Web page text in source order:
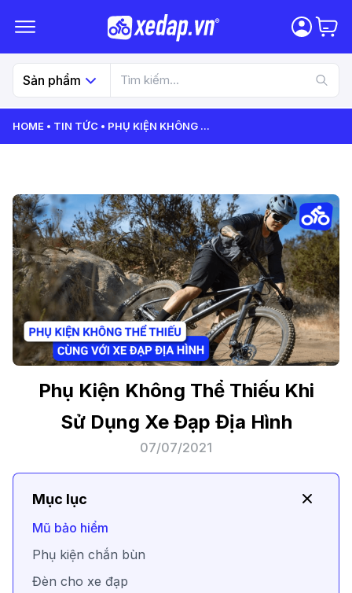
Sản phẩm
HOME TIN TỨC PHỤ KIỆN KHÔNG ...
Phụ Kiện Không Thể Thiếu Khi
Sử Dụng Xe Đạp Địa Hình
07/07/2021
Mục lục
Mũ bảo hiểm
Phụ kiện chắn bùn
Đèn cho xe đạp